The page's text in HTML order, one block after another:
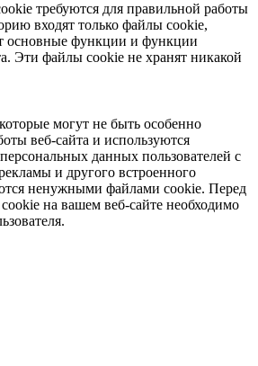
требуются для правильной работы
входят только файлы cookie,
основные функции и функции
Эти файлы cookie не хранят никакой
могут не быть особенно
веб-сайта и используются
данных пользователей с
и другого встроенного
ненужными файлами cookie. Перед
на вашем веб-сайте необходимо